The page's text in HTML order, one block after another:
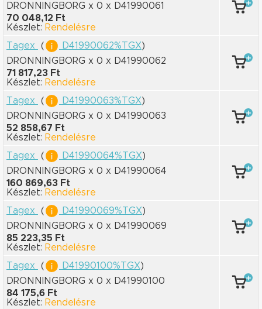
DRONNINGBORG x 0 x D41990061
70 048,12 Ft
Készlet: Rendelésre
Tagex
( D41990062%TGX)
DRONNINGBORG x 0 x D41990062
71 817,23 Ft
Készlet: Rendelésre
Tagex
( D41990063%TGX)
DRONNINGBORG x 0 x D41990063
52 858,67 Ft
Készlet: Rendelésre
Tagex
( D41990064%TGX)
DRONNINGBORG x 0 x D41990064
160 869,63 Ft
Készlet: Rendelésre
Tagex
( D41990069%TGX)
DRONNINGBORG x 0 x D41990069
85 223,35 Ft
Készlet: Rendelésre
Tagex
( D41990100%TGX)
DRONNINGBORG x 0 x D41990100
84 175,6 Ft
Készlet: Rendelésre